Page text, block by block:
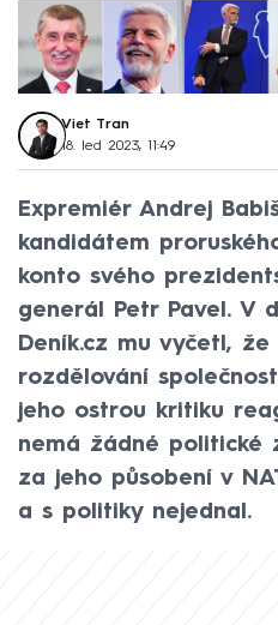
Viet Tran
18. led 2023, 11:49
Expremiér Andrej
kandidátem
konto svého
generál Petr Pavel. V
Deník.cz mu vyčetl,
rozdělování
jeho ostrou kritiku
nemá žádné politické
za jeho působení v
a s politiky nejednal.